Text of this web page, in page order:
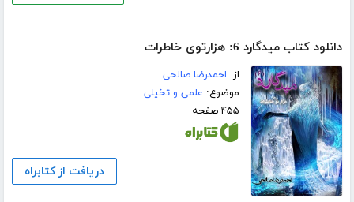
دانلود کتاب میدگارد 6: هزارتوی خاطرات
از: احمدرضا صالحی
موضوع: علمی و تخیلی
۴۵۵ صفحه
دریافت از کتابراه